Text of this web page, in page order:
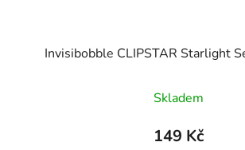
Invisibobble CLIPSTAR Starlight
Skladem
149 Kč